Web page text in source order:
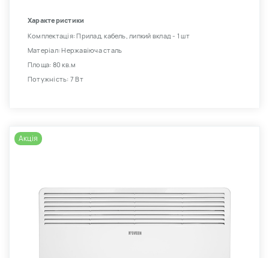
Характеристики
Комплектація: Прилад, кабель, липкий вклад - 1 шт
Матеріал: Нержавіюча сталь
Площа: 80 кв.м
Потужність: 7 Вт
Акція